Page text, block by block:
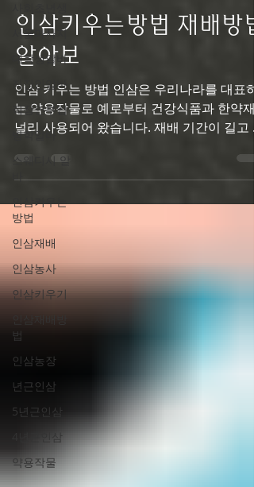
서울마사지
대학생알바
직장인알바
직장인부업
방학알바
스웨디시 알
바
인삼키우는
방법
인삼재배
인삼농사
인삼키우기
법
인삼농장
년근인삼
5년근인삼
4년근인삼
약용작물
6월 9일
3분 분량
인삼키우는방법 재배방법
알아보
인삼 키우는 방법 인삼은 우리나라를 대표하
는 약용작물로 예로부터 건강식품과 한약재
널리 사용되어 왔습니다. 재배 기간이 길고
재배하고 있습니다. 인삼키우는방법은 인삼
일반 채소와 달리 보통 4년에서 6년 정도 재
한 후 수확하며, 토양 관리와 병해충 예방이
우 중요합니다. 인삼키우는방법 인삼 재배지
선택 인삼 재배의 첫 단계는 적합한 재배지를
선정하는 것입니다. 인삼은 직사광선을 강하
게 받으면 생육이 나빠질 수 있기 때문에 적
한 차광이 필요합니다. 또한 배수가 잘되고
기물이 풍부한 토양이 좋습니다. 재배지 선정
시 고려할 사항은 다음과 같습니다. 배수가
높은 땅 침수 위험이 적은 곳 병해 발생 이력
적은 토양 인삼은 연작 피해가 매우 심한 작
이므로 같은 장소에서 반복 재배하는 것을 피
해야 합니다. 인삼